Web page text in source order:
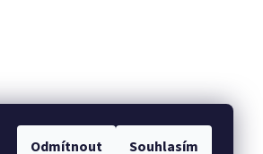
Odmítnout Souhlasím